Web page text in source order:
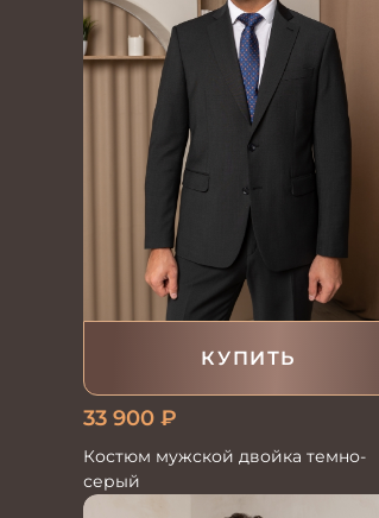
КУПИТЬ
33 900 ₽
Костюм мужской двойка темно-
серый